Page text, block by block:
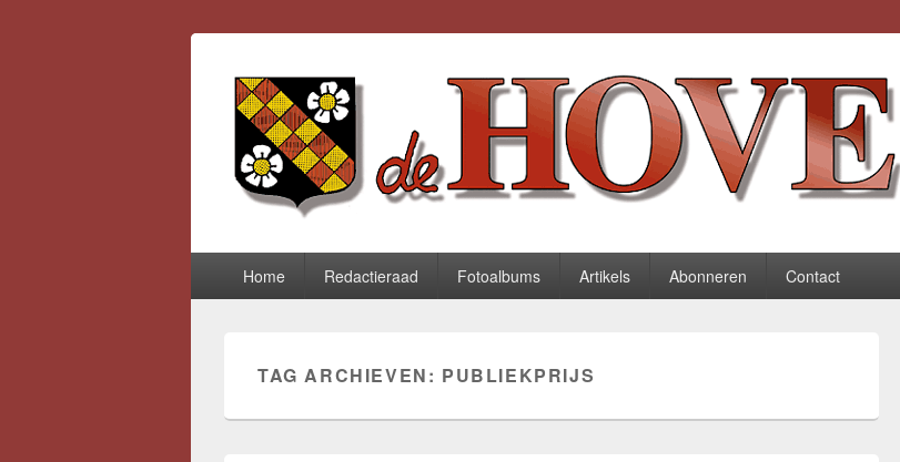
deHOVEnaar.be
Home Redactieraad Fotoalbums Artikels Abonneren Contact
TAG ARCHIEVEN: PUBLIEKPRIJS